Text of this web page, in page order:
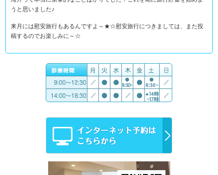
うと思いました♪
来月には慰安旅行もあるんですよ～★☆慰安旅行につきましては、また投
稿するのでお楽しみに～☆